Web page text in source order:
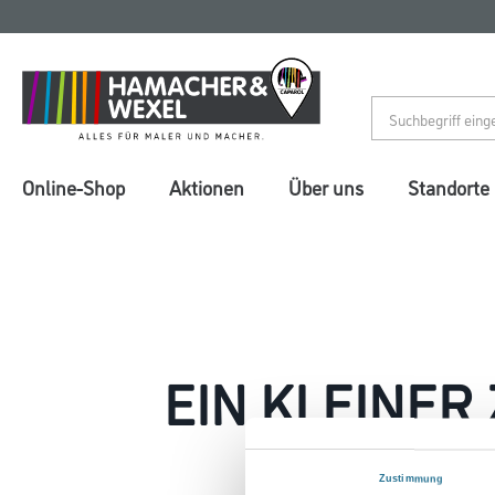
Zustimmung
springen
springen
Online-Shop Aktionen Über uns Standorte
EIN KLEINER
Keine Sorge, wir